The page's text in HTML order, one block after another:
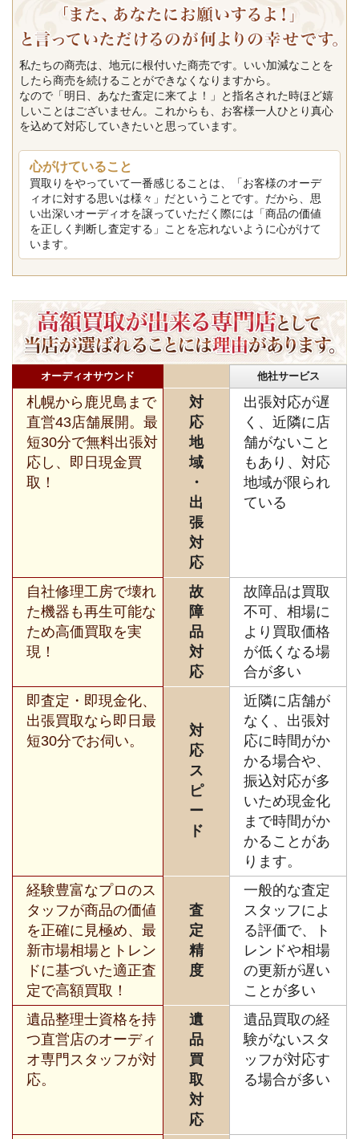
私たちの商売は、地元に根付いた商売です。いい加減なことを
したら商売を続けることができなくなりますから。
なので「明日、あなた査定に来てよ！」と指名された時ほど嬉
しいことはございません。これからも、お客様一人ひとり真心
を込めて対応していきたいと思っています。
心がけていること
買取りをやっていて一番感じることは、「お客様のオーデ
ィオに対する思いは様々」だということです。だから、思
い出深いオーディオを譲っていただく際には「商品の価値
を正しく判断し査定する」ことを忘れないように心がけて
います。
オーディオサウンド 他社サービス
札幌から鹿児島まで
直営43店舗展開。最
短30分で無料出張対
応し、即日現金買
取！
対
応
地
域
・
出
張
対
応
出張対応が遅
く、近隣に店
舗がないこと
もあり、対応
地域が限られ
ている
自社修理工房で壊れ
た機器も再生可能な
ため高価買取を実
現！
故
障
品
対
応
故障品は買取
不可、相場に
より買取価格
が低くなる場
合が多い
即査定・即現金化、
出張買取なら即日最
短30分でお伺い。
対
応
ス
ピ
ー
ド
近隣に店舗が
なく、出張対
応に時間がか
かる場合や、
振込対応が多
いため現金化
まで時間がか
かることがあ
ります。
経験豊富なプロのス
タッフが商品の価値
を正確に見極め、最
新市場相場とトレン
ドに基づいた適正査
定で高額買取！
査
定
精
度
一般的な査定
スタッフによ
る評価で、ト
レンドや相場
の更新が遅い
ことが多い
遺品整理士資格を持
つ直営店のオーディ
オ専門スタッフが対
応。
遺
品
買
取
対
応
遺品買取の経
験がないスタ
ッフが対応す
る場合が多い